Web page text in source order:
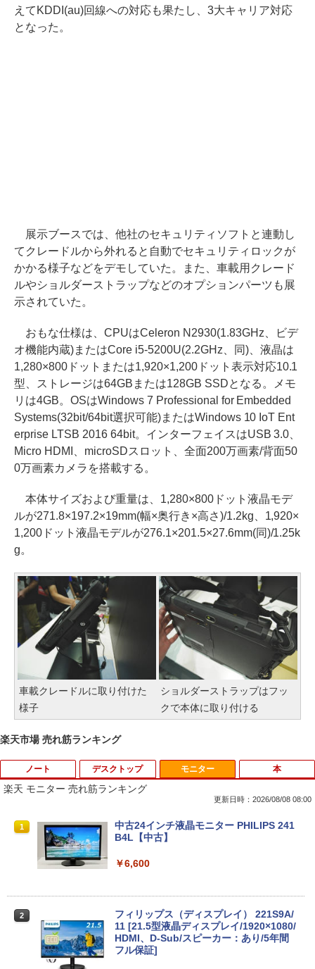
えてKDDI(au)回線への対応も果たし、3大キャリア対応
となった。
展示ブースでは、他社のセキュリティソフトと連動し
てクレードルから外れると自動でセキュリティロックが
かかる様子などをデモしていた。また、車載用クレード
ルやショルダーストラップなどのオプションパーツも展
示されていた。
おもな仕様は、CPUはCeleron N2930(1.83GHz、ビデ
オ機能内蔵)またはCore i5-5200U(2.2GHz、同)、液晶は
1,280×800ドットまたは1,920×1,200ドット表示対応10.1
型、ストレージは64GBまたは128GB SSDとなる。メモ
リは4GB。OSはWindows 7 Professional for Embedded
Systems(32bit/64bit選択可能)またはWindows 10 IoT Ent
erprise LTSB 2016 64bit。インターフェイスはUSB 3.0、
Micro HDMI、microSDスロット、全面200万画素/背面50
0万画素カメラを搭載する。
本体サイズおよび重量は、1,280×800ドット液晶モデ
ルが271.8×197.2×19mm(幅×奥行き×高さ)/1.2kg、1,920×
1,200ドット液晶モデルが276.1×201.5×27.6mm(同)/1.25k
g。
車載クレードルに取り付けた
様子
ショルダーストラップはフッ
クで本体に取り付ける
楽天市場 売れ筋ランキング
ノート
1
【期間限定破格金額！】新生活 新古品 W
in11搭載 パソコンノートパソコンoffice
5.6型 インテル高速CPU ランダムで発送
新で在庫処分
￥9,980
デスクトップ モニター
楽天 モニター 売れ筋ランキング
更新日時：2026/08/08 08:00
1
中古24インチ液晶モニター PHILIPS 241
B4L【中古】
￥6,600
2
フィリップス（ディスプレイ） 221S9A/
11 [21.5型液晶ディスプレイ/1920×1080/
HDMI、D-Sub/スピーカー：あり/5年間
フル保証]
本